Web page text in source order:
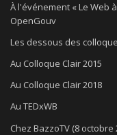
À l'événement « Le Web
OpenGouv
Les dessous des
Au Colloque Clair 2015
Au Colloque Clair 2018
Au TEDxWB
Chez BazzoTV (8 octobre